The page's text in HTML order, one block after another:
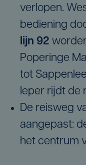
verlopen.
bediening
lijn 92
Poperinge
tot
Ieper rijdt de
De reisweg
aangepast:
het centrum